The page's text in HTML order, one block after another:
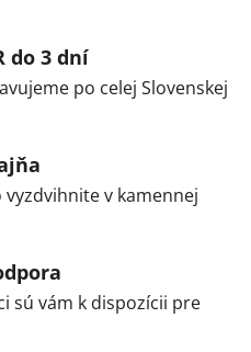
do 3 dní
po celej Slovenskej
v kamennej
sú vám k dispozícii pre